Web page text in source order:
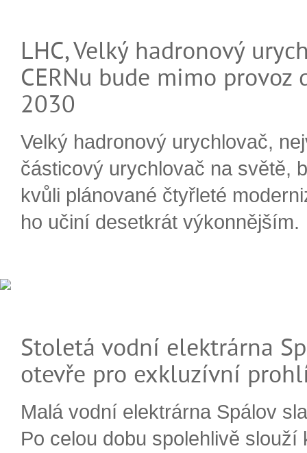
LHC, Velký hadronový
CERNu bude mimo provoz
2030
Velký hadronový urychlovač,
částicový urychlovač na světě,
kvůli plánované čtyřleté
ho učiní desetkrát výkonnějším.
Stoletá vodní elektrárna
otevře pro exkluzívní
Malá vodní elektrárna Spálov
Po celou dobu spolehlivě slouží